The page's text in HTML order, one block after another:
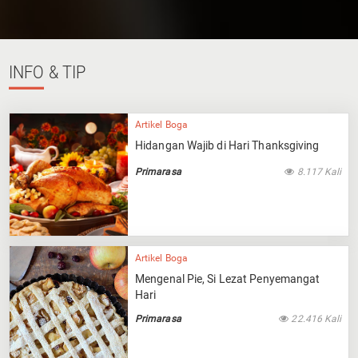
INFO & TIP
Artikel Boga
Hidangan Wajib di Hari Thanksgiving
Primarasa 8.117 Kali
Artikel Boga
Mengenal Pie, Si Lezat Penyemangat
Hari
Primarasa 22.416 Kali